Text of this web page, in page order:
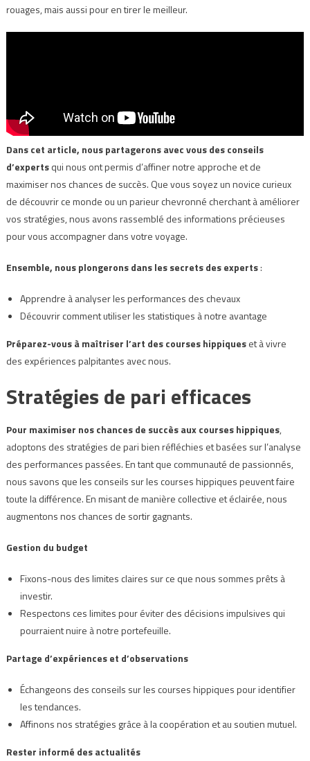
rouages, mais aussi pour en tirer le meilleur.
Dans cet article, nous partagerons avec vous des conseils
d’expertsqui nous ont permis d’affiner notre approche et de
maximiser nos chances de succès. Que vous soyez un novice curieux
de découvrir ce monde ou un parieur chevronné cherchant à améliorer
vos stratégies, nous avons rassemblé des informations précieuses
pour vous accompagner dans votre voyage.
Ensemble, nous plongerons dans les secrets des experts:
Apprendre à analyser les performances des chevaux
Découvrir comment utiliser les statistiques à notre avantage
Préparez-vous à maîtriser l’art des courses hippiqueset à vivre
des expériences palpitantes avec nous.
Stratégies de pari efficaces
Pour maximiser nos chances de succès aux courses hippiques,
adoptons des stratégies de pari bien réfléchies et basées sur l’analyse
des performances passées. En tant que communauté de passionnés,
nous savons que les conseils sur les courses hippiques peuvent faire
toute la différence. En misant de manière collective et éclairée, nous
augmentons nos chances de sortir gagnants.
Gestion du budget
Fixons-nous des limites claires sur ce que nous sommes prêts à
investir.
Respectons ces limites pour éviter des décisions impulsives qui
pourraient nuire à notre portefeuille.
Partage d’expériences et d’observations
Échangeons des conseils sur les courses hippiques pour identifier
les tendances.
Affinons nos stratégies grâce à la coopération et au soutien mutuel.
Rester informé des actualités